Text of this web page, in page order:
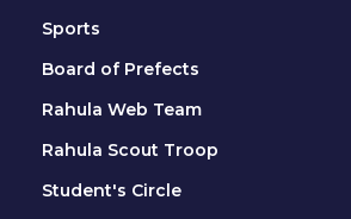
Sports
Board of Prefects
Rahula Web Team
Rahula Scout Troop
Student's Circle